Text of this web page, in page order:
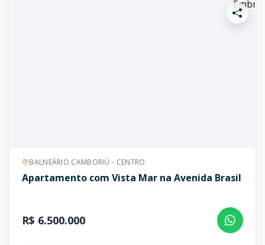
BALNEÁRIO CAMBORIÚ - CENTRO
Apartamento com Vista Mar na Avenida Brasil
R$ 6.500.000